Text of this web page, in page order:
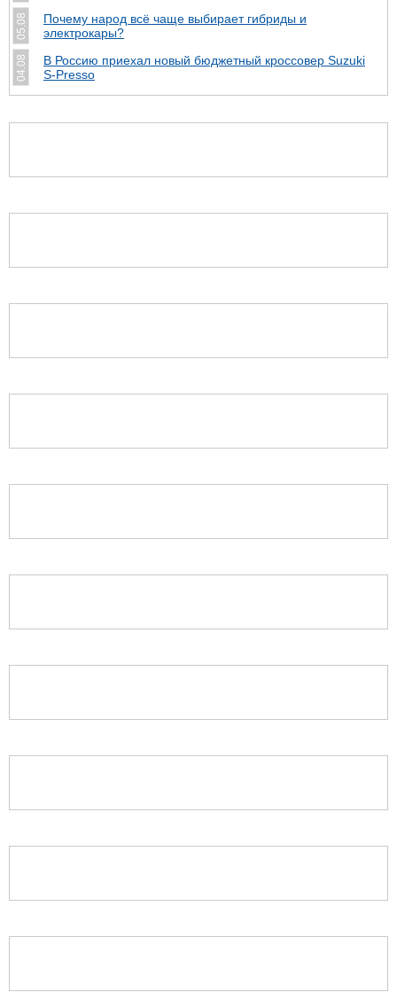
05.08
Почему народ всё чаще выбирает гибриды и
электрокары?
04.08
В Россию приехал новый бюджетный кроссовер Suzuki
S-Presso